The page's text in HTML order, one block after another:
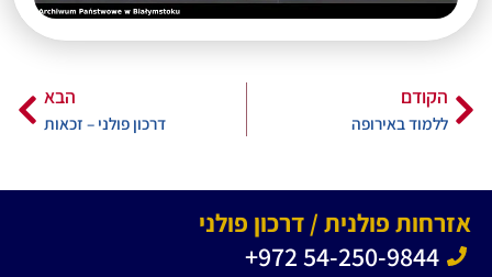
הקודם
ללמוד באירופה
הבא
דרכון פולני – זכאות
אזרחות פולנית / דרכון פולני
+972 54-250-9844